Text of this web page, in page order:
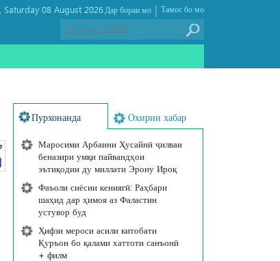
Saturday 08 August 2026 , Тамос бо мо
|
Дар бораи мо
Пурхонанда Охирин хабар
Маросими Арбаини Ҳусайнӣ ҷилваи
беназири умқи пайвандҳои
эътиқодии ду миллати Эрону Ироқ
Фаъоли сиёсии кениягӣ: Раҳбари
шаҳид дар ҳимоя аз Фаластин
устувор буд
Ҳифзи мероси асили китобати
Қуръон бо қалами хаттоти санъонӣ
+ филм